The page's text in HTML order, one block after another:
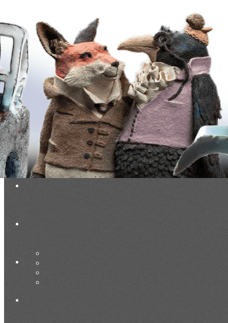
Exporter toutes les colonnes
Exporter uniquement les colonnes affichées
Menu
>
La Lettre des Céramophiles
Points de vue, partis pris
Collectionneurs
Artistes
Faits marquants
Ajoutez un logo, un bouton, des réseaux sociaux
Cliquez pour éditer